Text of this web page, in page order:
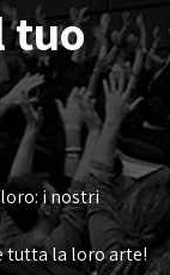
tuo
i nostri
tutta la loro arte!